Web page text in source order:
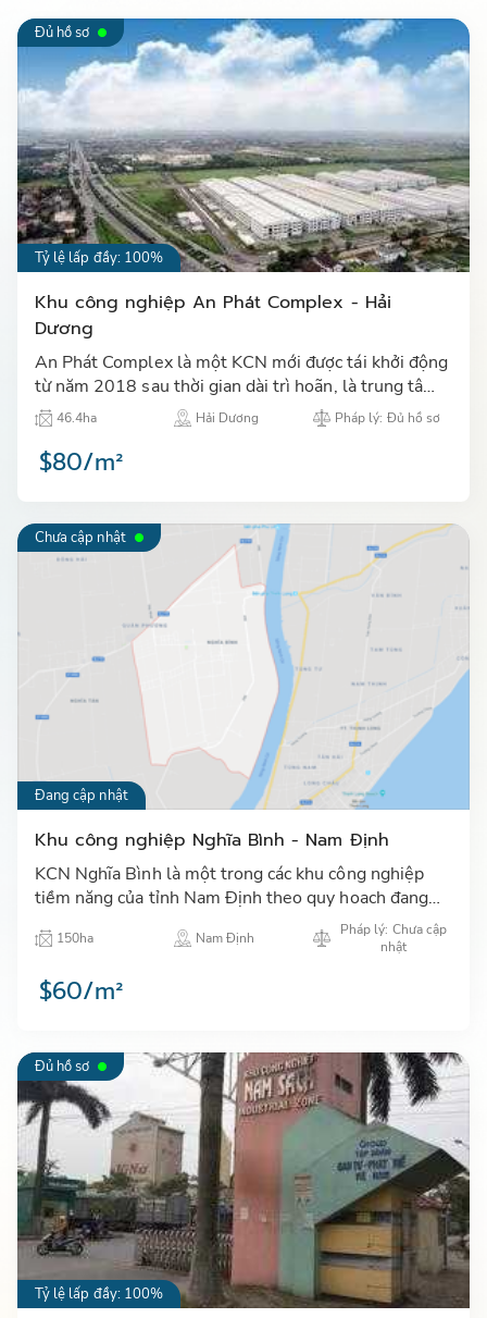
+84974615832
Đủ hồ sơ
Tỷ lệ lấp đầy: 100%
Khu công nghiệp An Phát Complex - Hải
Dương
An Phát Complex là một KCN mới được tái khởi động
từ năm 2018 sau thời gian dài trì hoãn, là trung tâm
thu hút đầu tư công nghiệp tại khu vực thành phố Hải
Dươn…
46.4ha Hải Dương Pháp lý: Đủ hồ sơ
$80/m²
Chưa cập nhật
Đang cập nhật
Khu công nghiệp Nghĩa Bình - Nam Định
KCN Nghĩa Bình là một trong các khu công nghiệp
tiềm năng của tỉnh Nam Định theo quy hoach đang
thu hút các nhà đầu tư trong và ngoài nước đặc biệt
các NĐT Nhật…
150ha Nam Định
Pháp lý: Chưa cập
nhật
$60/m²
Đủ hồ sơ
Tỷ lệ lấp đầy: 100%